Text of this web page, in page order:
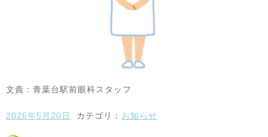
文責：青葉台駅前眼科スタッフ
2026年5月20日 カテゴリ： お知らせ